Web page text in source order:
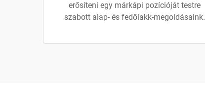
erősíteni egy márkápi pozícióját testre
szabott alap- és fedőlakk-megoldásaink.